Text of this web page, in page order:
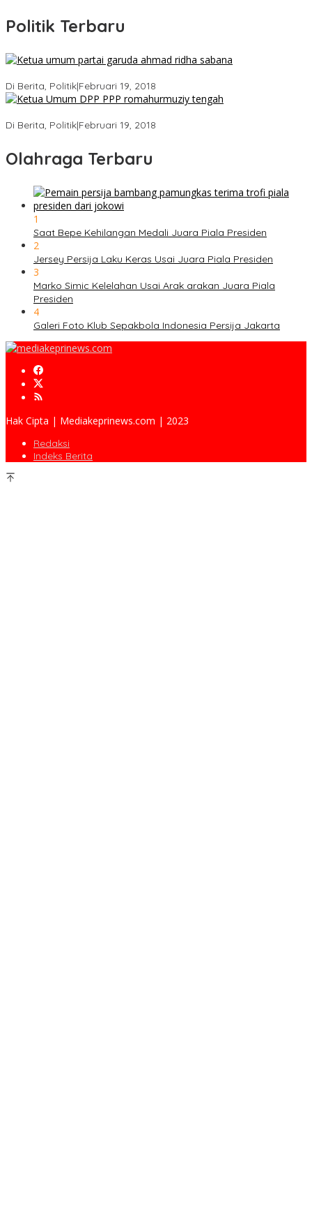
Politik Terbaru
Di Berita, Politik|Februari 19, 2018
Di Berita, Politik|Februari 19, 2018
Olahraga Terbaru
1
Saat Bepe Kehilangan Medali Juara Piala Presiden
2
Jersey Persija Laku Keras Usai Juara Piala Presiden
3
Marko Simic Kelelahan Usai Arak arakan Juara Piala
Presiden
4
Galeri Foto Klub Sepakbola Indonesia Persija Jakarta
Hak Cipta | Mediakeprinews.com | 2023
Redaksi
Indeks Berita